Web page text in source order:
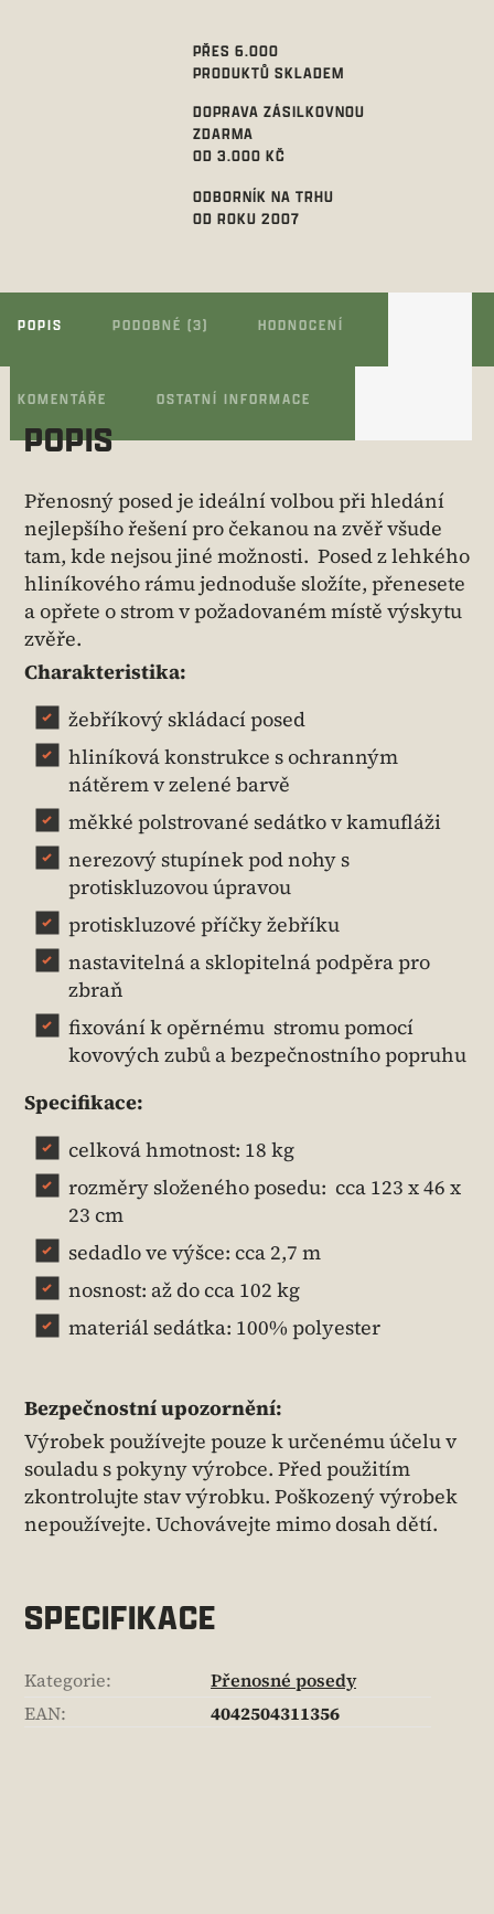
PŘES 6.000
PRODUKTŮ SKLADEM
DOPRAVA ZÁSILKOVNOU
ZDARMA
OD 3.000 KČ
ODBORNÍK NA TRHU
OD ROKU 2007
POPIS PODOBNÉ (3) HODNOCENÍ
KOMENTÁŘE OSTATNÍ INFORMACE
POPIS
Přenosný posed je ideální volbou při hledání
nejlepšího řešení pro čekanou na zvěř všude
tam, kde nejsou jiné možnosti. Posed z lehkého
hliníkového rámu jednoduše složíte, přenesete
a opřete o strom v požadovaném místě výskytu
zvěře.
Charakteristika:
žebříkový skládací posed
hliníková konstrukce s ochranným
nátěrem v zelené barvě
měkké polstrované sedátko v kamufláži
nerezový stupínek pod nohy s
protiskluzovou úpravou
protiskluzové příčky žebříku
nastavitelná a sklopitelná podpěra pro
zbraň
fixování k opěrnému stromu pomocí
kovových zubů a bezpečnostního popruhu
Specifikace:
celková hmotnost: 18 kg
rozměry složeného posedu: cca 123 x 46 x
23 cm
sedadlo ve výšce: cca 2,7 m
nosnost: až do cca 102 kg
materiál sedátka: 100% polyester
Bezpečnostní upozornění:
Výrobek používejte pouze k určenému účelu v
souladu s pokyny výrobce. Před použitím
zkontrolujte stav výrobku. Poškozený výrobek
nepoužívejte. Uchovávejte mimo dosah dětí.
SPECIFIKACE
Kategorie:
Přenosné posedy
EAN: 4042504311356